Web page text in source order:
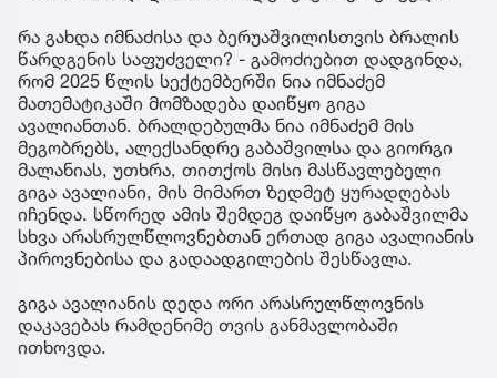
რა გახდა იმნაძისა და ბერუაშვილისთვის ბრალის
წარდგენის საფუძველი? - გამოძიებით დადგინდა,
რომ 2025 წლის სექტემბერში ნია იმნაძემ
მათემატიკაში მომზადება დაიწყო გიგა
ავალიანთან. ბრალდებულმა ნია იმნაძემ მის
მეგობრებს, ალექსანდრე გაბაშვილსა და გიორგი
მალანიას, უთხრა, თითქოს მისი მასწავლებელი
გიგა ავალიანი, მის მიმართ ზედმეტ ყურადღებას
იჩენდა. სწორედ ამის შემდეგ დაიწყო გაბაშვილმა
სხვა არასრულწლოვნებთან ერთად გიგა ავალიანის
პიროვნებისა და გადაადგილების შესწავლა.
გიგა ავალიანის დედა ორი არასრულწლოვნის
დაკავებას რამდენიმე თვის განმავლობაში
ითხოვდა.